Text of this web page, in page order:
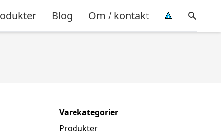
Blog Om / kontakt
Varekategorier
Produkter